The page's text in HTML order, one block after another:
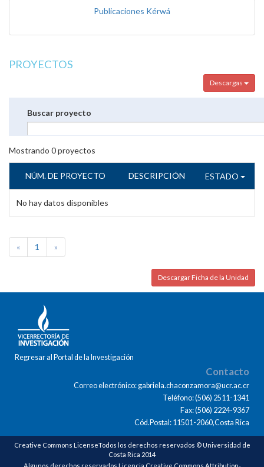
Publicaciones Kérwá
PROYECTOS
Descargas
Buscar proyecto
Mostrando 0proyectos
NÚM. DE PROYECTO DESCRIPCIÓN ESTADO
No hay datos disponibles
« 1 »
Descargar Ficha de la Unidad
Regresar al Portal de la Investigación
Contacto
Correo electrónico: gabriela.chaconzamora@ucr.ac.cr
Teléfono: (506) 2511-1341
Fax: (506) 2224-9367
Cód.Postal: 11501-2060,Costa Rica
Creative Commons LicenseTodos los derechos reservados © Universidad de
Costa Rica 2014